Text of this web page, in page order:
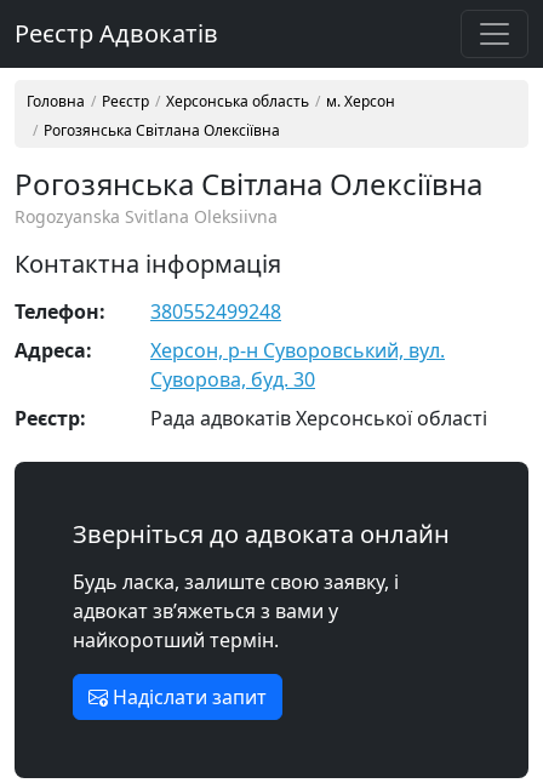
Реєстр Адвокатів
Головна Реєстр Херсонська область
м. Херсон
Рогозянська Світлана Олексіївна
Рогозянська Світлана Олексіївна
Rogozyanska Svitlana Oleksiivna
Контактна інформація
Телефон:
380552499248
Адреса:
Херсон, р-н Суворовський, вул.
Суворова, буд. 30
Реєстр:
Рада адвокатів Херсонської області
Зверніться до адвоката онлайн
Будь ласка, залиште свою заявку, і
адвокат зв’яжеться з вами у
найкоротший термін.
Надіслати запит